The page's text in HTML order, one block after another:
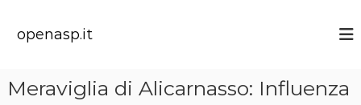
openasp.it
Meraviglia di Alicarnasso: Influenza